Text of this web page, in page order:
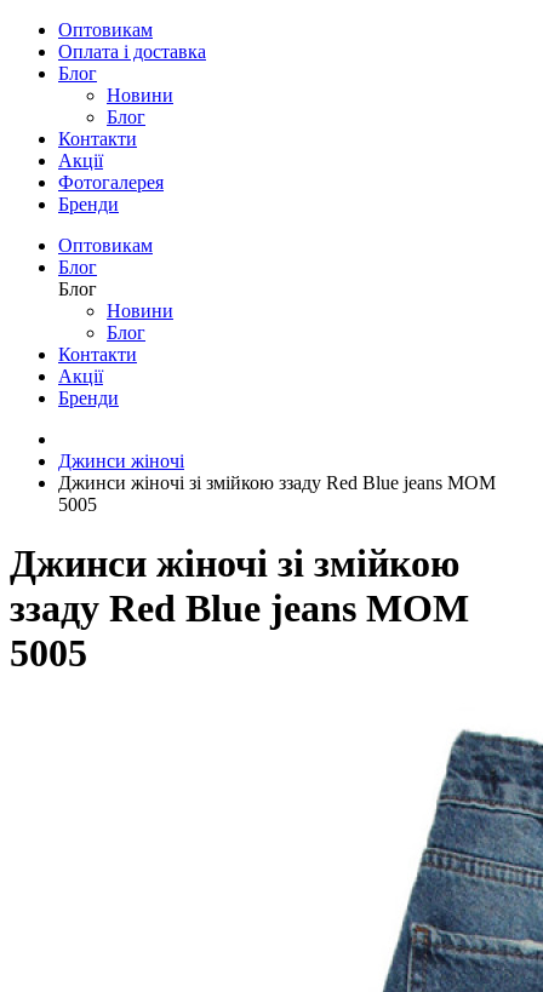
Оптовикам
Оплата і доставка
Блог
Новини
Блог
Контакти
Акції
Фотогалерея
Бренди
Оптовикам
Блог
Блог
Новини
Блог
Контакти
Акції
Бренди
Джинси жіночі
Джинси жіночі зі змійкою ззаду Red Blue jeans MOM
5005
Джинси жіночі зі змійкою
ззаду Red Blue jeans MOM
5005